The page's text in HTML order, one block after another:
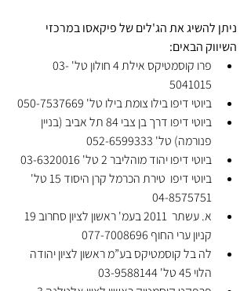
ניתן להשיג את הג'לים של פיקאסו במרכזי
השיווק הבאים:
פרו קוסמטיקס אילת 4 חולון טל' 03-
5041015
ביוטי דיפו בילו צומת בילו טל' 050-7537669
ביוטי דיפו דרך בן צבי 84 תל אביב (בניין
פנורמה) טל' 052-6599333
ביוטי דיפו יהוד מוהליבר 2 טל' 03-6320016
ביוטי דיפו  טירת הכרמל קרן היסוד 15 טל'
04-8575751
קניון ערי החוף 077-7008696
לה בל קוסמטיקס בע”מ ראשון לציון יהודה
הלוי 45 טל' 03-9588144